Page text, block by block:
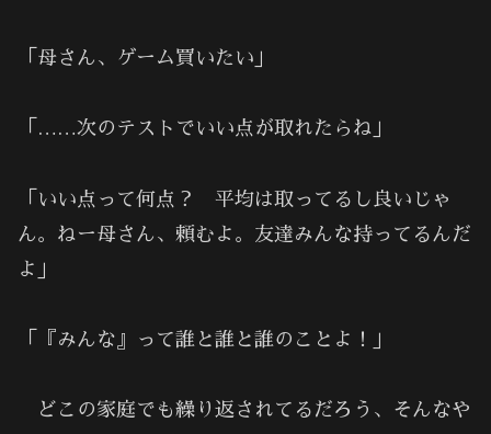
「母さん、ゲーム買いたい」
「……次のテストでいい点が取れたらね」
「いい点って何点？ 平均は取ってるし良いじゃ
ん。ねー母さん、頼むよ。友達みんな持ってるんだ
よ」
「『みんな』って誰と誰と誰のことよ！」
どこの家庭でも繰り返されてるだろう、そんなや